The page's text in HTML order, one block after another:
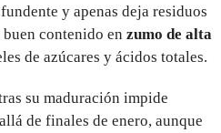
y apenas deja residuos
buen contenido en zumo de alta
de azúcares y ácidos totales.
su maduración impide
de finales de enero, aunque